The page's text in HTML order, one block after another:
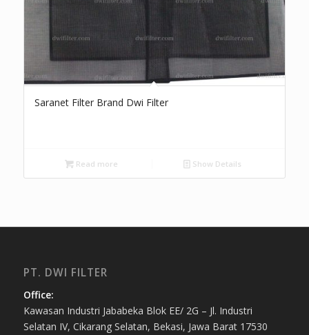
Saranet Filter Brand Dwi Filter
Read more Show Details
PT. DWI FILTER
Office:
Kawasan Industri Jababeka Blok EE/ 2G – Jl. Industri
Selatan IV, Cikarang Selatan, Bekasi, Jawa Barat 17530